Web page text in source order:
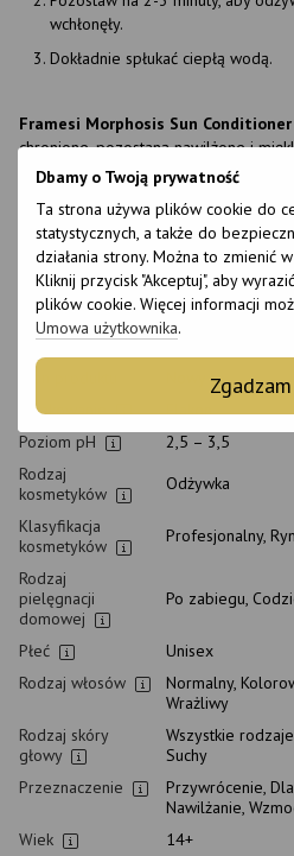
Dbamy o Twoją prywatność
Ta strona używa plików cookie do
statystycznych, a także do
działania strony. Można to zmienić
Kliknij przycisk "Akceptuj", aby
plików cookie. Więcej informacji
Umowa użytkownika.
wchłonęły.
Dokładnie spłukać ciepłą wodą.
Framesi Morphosis Sun Conditioner
chronione, pozostaną nawilżone i
agresywnej ekspozycji na słońce.
Cechy
Marka
Framesi
Kraj produkcji
Włochy
Wielkość
250 ml
Opakowanie
Flakon
Poziom pH
2,5 – 3,5
Rodzaj
kosmetyków
Odżywka
Klasyfikacja
kosmetyków
Profesjonalny,
Rodzaj
pielęgnacji
domowej
Po zabiegu,
Płeć
Unisex
Rodzaj włosów
Normalny,
Wrażliwy
Rodzaj skóry
głowy
Wszystkie
Suchy
Przeznaczenie
Przywrócenie,
Nawilżanie,
Wiek
14+